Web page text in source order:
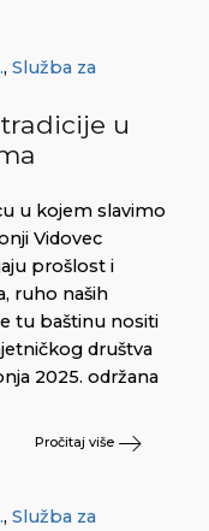
, Služba za
u
u kojem slavimo
Vidovec
prošlost i
ruho naših
tu baštinu nositi
društva
2025. održana
Pročitaj više
, Služba za